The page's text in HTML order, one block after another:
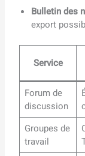
Bulletin des
export
Service
Forum de
discussion
Groupes de
travail